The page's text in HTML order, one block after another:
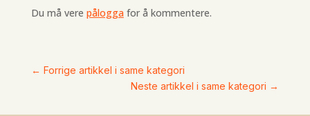
Du må vere påloggafor å kommentere.
← Forrige artikkel i same kategori
Neste artikkel i same kategori →